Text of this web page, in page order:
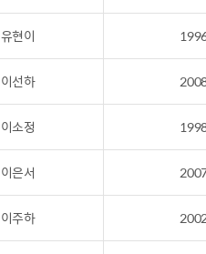
유현이
이선하
이소정
이은서
이주하